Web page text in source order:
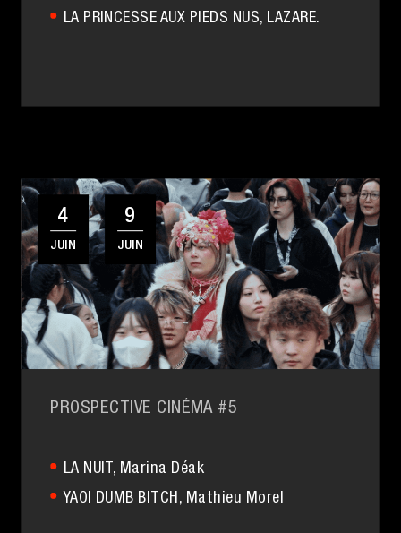
LA PRINCESSE AUX PIEDS NUS, LAZARE.
4
JUIN
9
JUIN
PROSPECTIVE CINÉMA #5
LA NUIT , Marina Déak
YAOI DUMB BITCH, Mathieu Morel